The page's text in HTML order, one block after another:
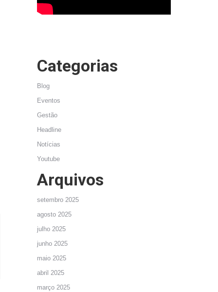
Categorias
Blog
Eventos
Gestão
Headline
Notícias
Youtube
Arquivos
setembro 2025
agosto 2025
julho 2025
junho 2025
maio 2025
abril 2025
março 2025